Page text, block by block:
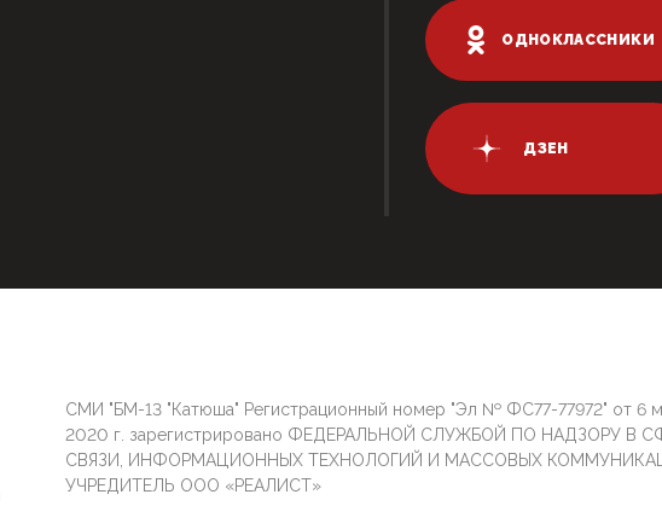
ОДНОКЛАССНИКИ
ДЗЕН
СМИ "БМ-13 "Катюша" Регистрационный номер "Эл № ФС77-77972" от 6
2020 г. зарегистрировано ФЕДЕРАЛЬНОЙ СЛУЖБОЙ ПО НАДЗОРУ В
СВЯЗИ, ИНФОРМАЦИОННЫХ ТЕХНОЛОГИЙ И МАССОВЫХ
УЧРЕДИТЕЛЬ ООО «РЕАЛИСТ»